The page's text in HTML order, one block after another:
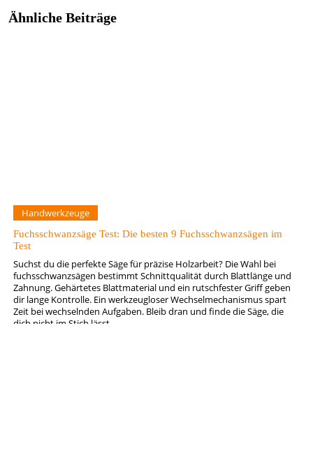
Ähnliche Beiträge
Handwerkzeuge
Fuchsschwanzsäge Test: Die besten 9 Fuchsschwanzsägen im
Test
Suchst du die perfekte Säge für präzise Holzarbeit? Die Wahl bei
fuchsschwanzsägen bestimmt Schnittqualität durch Blattlänge und
Zahnung. Gehärtetes Blattmaterial und ein rutschfester Griff geben
dir lange Kontrolle. Ein werkzeugloser Wechselmechanismus spart
Zeit bei wechselnden Aufgaben. Bleib dran und finde die Säge, die
dich nicht im Stich lässt.